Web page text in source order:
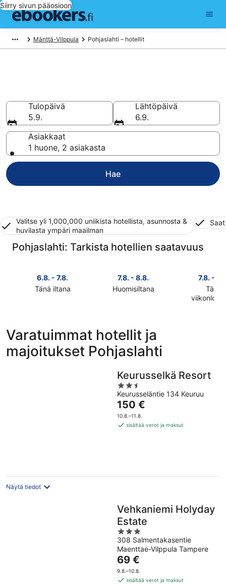
Siirry sivun pääosioon
Mänttä-Vilppula Pohjaslahti – hotellit
Tulopäivä
5.9.
Lähtöpäivä
6.9.
Asiakkaat
1 huone, 2 asiakasta
Hae
Valitse yli 1,000,000 uniikista hotellista, asunnosta &
huvilasta ympäri maailman
Pohjaslahti: Tarkista hotellien saatavuus
6.8. - 7.8.
Tänä iltana
hinnat
täksi
illaksi
eli
7.8. - 8.8.
Huomisiltana
hinnat
huomisillaksi
eli
7.8.
8.8.
7.8. -
Tänä
7.8.
9.8.
Varatuimmat hotellit ja
majoitukset Pohjaslahti
Keurusselkä Resort
2.5
out
of
5
Keurusseläntie 134 Keuruu
Hinta
on
150 €
150 €
10.8.–11.8.
sisältää verot ja maksut
Näytä tiedot
Vehkaniemi Holyday
Estate
3
out
of
5
308 Salmentakasentie
Maenttae-Vilppula Tampere
Hinta
on
69 €
69 €
9.8.–10.8.
sisältää verot ja maksut